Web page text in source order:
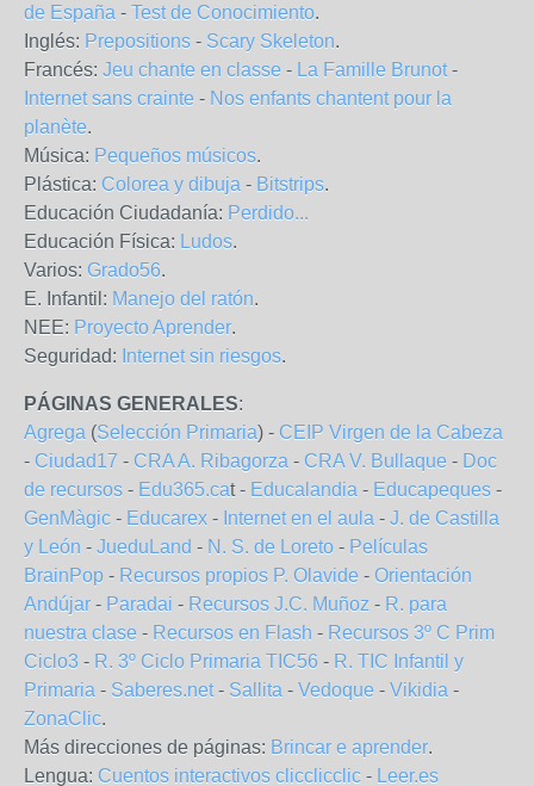
de España - Test de Conocimiento.
Inglés: Prepositions - Scary Skeleton.
Francés: Jeu chante en classe - La Famille Brunot-
Internet sans crainte - Nos enfants chantent pour la
planète.
Música: Pequeños músicos.
Plástica: Colorea y dibuja - Bitstrips.
Educación Ciudadanía: Perdido...
Educación Física: Ludos.
Varios: Grado56.
E. Infantil: Manejo del ratón.
NEE: Proyecto Aprender.
Seguridad: Internet sin riesgos.
PÁGINAS GENERALES:
Agrega (Selección Primaria) - CEIP Virgen de la Cabeza
- Ciudad17 - CRA A. Ribagorza - CRA V. Bullaque - Doc
de recursos - Edu365.cat - Educalandia - Educapeques -
GenMàgic - Educarex - Internet en el aula - J. de Castilla
y León - JueduLand - N. S. de Loreto - Películas
BrainPop - Recursos propios P. Olavide - Orientación
Andújar - Paradai - Recursos J.C. Muñoz - R. para
nuestra clase - Recursos en Flash - Recursos 3º C Prim
Ciclo3 - R. 3º Ciclo Primaria TIC56 - R. TIC Infantil y
Primaria - Saberes.net- Sallita - Vedoque - Vikidia -
ZonaClic.
Más direcciones de páginas: Brincar e aprender.
Lengua: Cuentos interactivos clicclicclic - Leer.es